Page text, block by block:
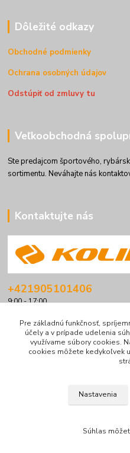
Dôležité odkazy
Obchodné podmienky
Ochrana osobných údajov
Odstúpiť od zmluvy tu
Veľkoobchodná
Ste predajcom športového,
sortimentu. Neváhajte nás
Kontaktujte nás
+421905101406
9:00 - 17:00
info@kolibriboats.sk
© Všetky práva vyhradené pre
Pre základnú funkčnosť,
účely a v prípade udelenia
využívame súbory cookies.
cookies môžete kedykoľvek
Nastavenia
Súhlas